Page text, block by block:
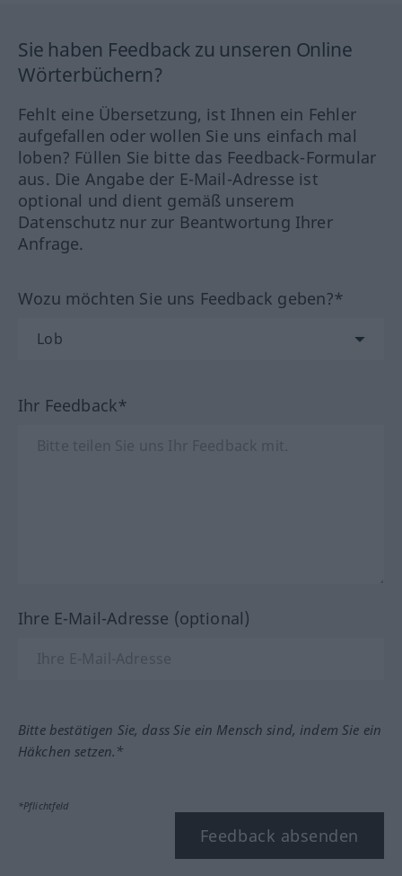
Sie haben Feedback zu unseren Online
Wörterbüchern?
Fehlt eine Übersetzung, ist Ihnen ein Fehler
aufgefallen oder wollen Sie uns einfach mal
loben? Füllen Sie bitte das Feedback-Formular
aus. Die Angabe der E-Mail-Adresse ist
optional und dient gemäß unserem
Datenschutz nur zur Beantwortung Ihrer
Anfrage.
Wozu möchten Sie uns Feedback geben?*
Ihr Feedback*
Ihre E-Mail-Adresse (optional)
Bitte bestätigen Sie, dass Sie ein Mensch sind, indem Sie ein
Häkchen setzen.*
*Pflichtfeld
Feedback absenden